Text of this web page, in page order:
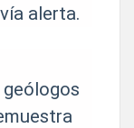
alerta.